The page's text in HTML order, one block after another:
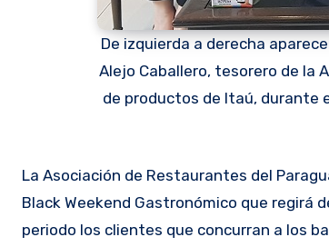
De izquierda a derecha
Alejo Caballero, tesorero de la
de productos de Itaú, durante
La Asociación de Restaurantes del Paraguay (ARPY) juntamente con el Banco Itaú lanzaron oficialmente el denominado
Black Weekend Gastronómico que regirá
periodo los clientes que concurran a los